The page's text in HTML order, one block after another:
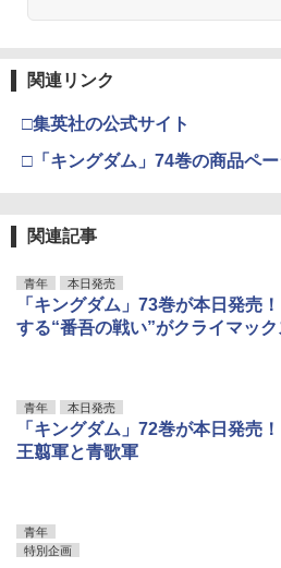
関連リンク
□集英社の公式サイト
□「キングダム」74巻の商品ペ
関連記事
青年 本日発売
「キングダム」73巻が本日発売
する“番吾の戦い”がクライマッ
青年 本日発売
「キングダム」72巻が本日発売
王翦軍と青歌軍
青年
特別企画